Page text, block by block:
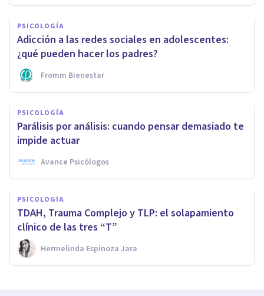
PSICOLOGÍA
Adicción a las redes sociales en adolescentes:
¿qué pueden hacer los padres?
Fromm Bienestar
PSICOLOGÍA
Parálisis por análisis: cuando pensar demasiado te
impide actuar
Avance Psicólogos
PSICOLOGÍA
TDAH, Trauma Complejo y TLP: el solapamiento
clínico de las tres “T”
Hermelinda Espinoza Jara